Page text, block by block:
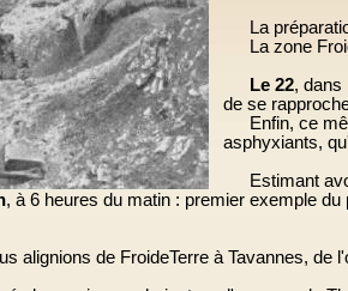
La
La zone
Le 22, dans
de se
Enfin, ce
asphyxiants,
Estimant
, à 6 heures du matin : premier exemple
alignions de FroideTerre à Tavannes,